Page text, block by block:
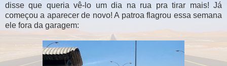
disse que queria vê-lo um dia na rua pra tirar mais! Já
começou a aparecer de novo! A patroa flagrou essa semana
ele fora da garagem: